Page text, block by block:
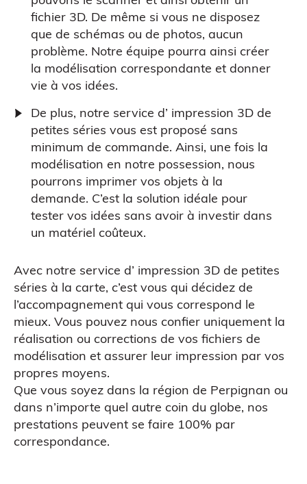
Atelier découverte
Impression 3D pour l’évènementiel
fichier 3D. De même si vous ne disposez
que de schémas ou de photos, aucun
problème. Notre équipe pourra ainsi créer
la modélisation correspondante et donner
vie à vos idées.
De plus, notre service d’ impression 3D de
petites séries vous est proposé sans
minimum de commande. Ainsi, une fois la
modélisation en notre possession, nous
pourrons imprimer vos objets à la
demande. C’est la solution idéale pour
tester vos idées sans avoir à investir dans
un matériel coûteux.
Avec notre service d’ impression 3D de petites
séries à la carte, c’est vous qui décidez de
l’accompagnement qui vous correspond le
mieux. Vous pouvez nous confier uniquement la
réalisation ou corrections de vos fichiers de
modélisation et assurer leur impression par vos
propres moyens.
Que vous soyez dans la région de Perpignan ou
dans n’importe quel autre coin du globe, nos
prestations peuvent se faire 100% par
correspondance.